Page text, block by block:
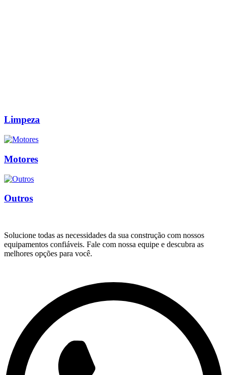
Limpeza
Motores
Outros
Solucione todas as necessidades da sua construção com nossos
equipamentos confiáveis. Fale com nossa equipe e descubra as
melhores opções para você.